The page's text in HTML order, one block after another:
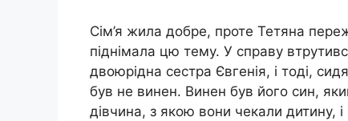
Сім’я жила добре, проте Тетяна
піднімала цю тему. У справу
двоюрідна сестра Євгенія, і тоді,
був не винен. Винен був його син,
дівчина, з якою вони чекали дитину,